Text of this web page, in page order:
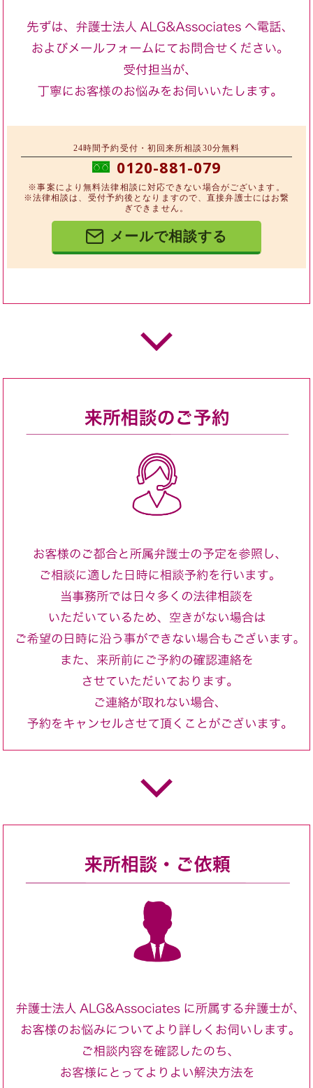
24時間予約受付・初回来所相談30分無料
0120-881-079
※事案により無料法律相談に対応できない場合がございます。
※法律相談は、受付予約後となりますので、直接弁護士にはお繋
ぎできません。
メールで相談する